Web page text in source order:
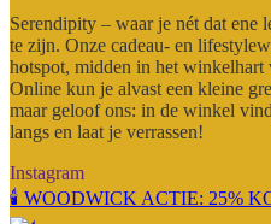
Serendipity – waar je nét dat ene
te zijn. Onze cadeau- en
hotspot, midden in het winkelhart
Online kun je alvast een kleine
maar geloof ons: in de winkel
langs en laat je verrassen!
Instagram
🕯️ WOODWICK ACTIE: 25%